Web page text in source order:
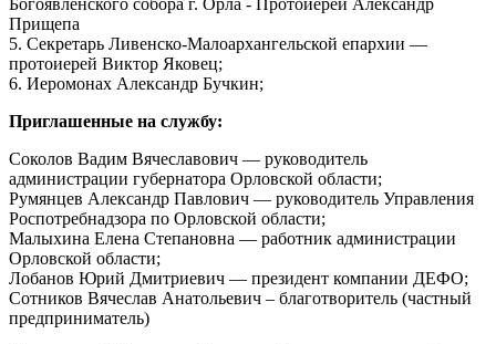
Прищепа
5. Секретарь Ливенско-Малоархангельской епархии —
протоиерей Виктор Яковец;
6. Иеромонах Александр Бучкин;
Приглашенные на службу:
Соколов Вадим Вячеславович — руководитель
администрации губернатора Орловской области;
Румянцев Александр Павлович — руководитель Управления
Роспотребнадзора по Орловской области;
Малыхина Елена Степановна — работник администрации
Орловской области;
Лобанов Юрий Дмитриевич — президент компании ДЕФО;
Сотников Вячеслав Анатольевич – благотворитель (частный
предприниматель)